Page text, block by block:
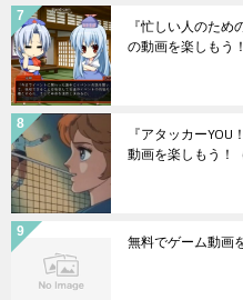
『忙しい人のた
の動画を楽しもう！
『アタッカー
動画を楽しもう！
無料でゲーム動画